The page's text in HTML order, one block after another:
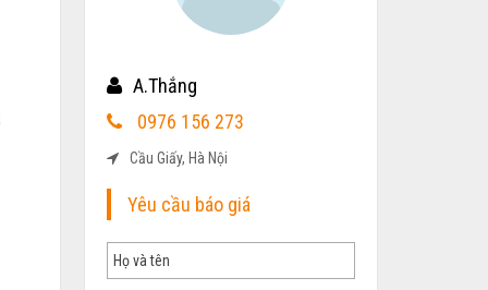
A.Thắng
0976 156 273
Cầu Giấy, Hà Nội
Yêu cầu báo giá